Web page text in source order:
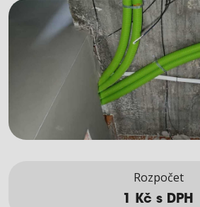
Rozpočet
1 Kč s DPH